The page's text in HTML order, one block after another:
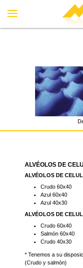
ALVÉOLOS DE
ALVÉOLOS DE
Crudo 60x40
Azul 60x40
Azul 40x30
ALVÉOLOS DE
Crudo 60x40
Salmón 60x40
Crudo 40x30
* Tenemos a su
(Crudo y salmón)